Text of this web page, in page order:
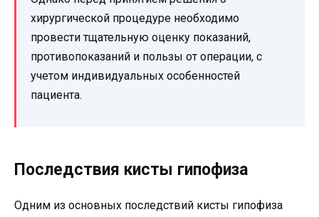
хирургической процедуре необходимо
провести тщательную оценку показаний,
противопоказаний и пользы от операции, с
учетом индивидуальных особенностей
пациента.
Последствия кисты гипофиза
Одним из основных последствий кисты гипофиза